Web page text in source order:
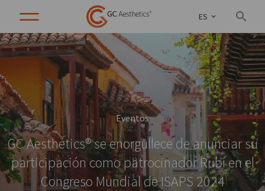
ES
Eventos
GC Aesthetics® se enorgullece de anunciar su
participación como patrocinador Rubí en el
Congreso Mundial de ISAPS 2024